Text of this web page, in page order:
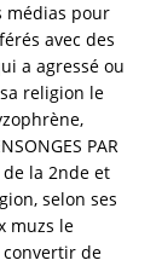
médias pour
avec des
a agressé ou
religion le
PAR
la 2nde et
selon ses
muzs le
convertir de